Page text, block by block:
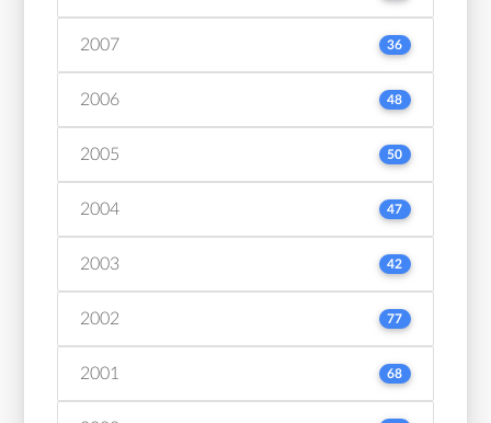
2007 36
2006 48
2005 50
2004 47
2003 42
2002 77
2001 68